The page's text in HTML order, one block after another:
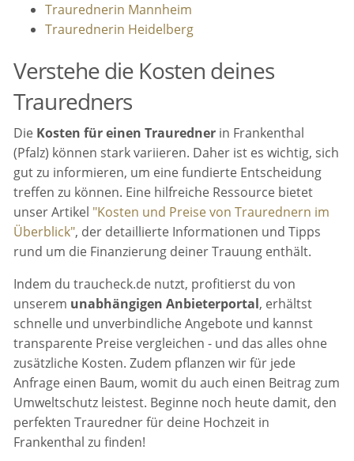
Traurednerin Mannheim
Traurednerin Heidelberg
Verstehe die Kosten deines
Trauredners
Die Kosten für einen Trauredner in Frankenthal
(Pfalz) können stark variieren. Daher ist es wichtig, sich
gut zu informieren, um eine fundierte Entscheidung
treffen zu können. Eine hilfreiche Ressource bietet
unser Artikel "Kosten und Preise von Traurednern im
Überblick", der detaillierte Informationen und Tipps
rund um die Finanzierung deiner Trauung enthält.
Indem du traucheck.de nutzt, profitierst du von
unserem unabhängigen Anbieterportal, erhältst
schnelle und unverbindliche Angebote und kannst
transparente Preise vergleichen - und das alles ohne
zusätzliche Kosten. Zudem pflanzen wir für jede
Anfrage einen Baum, womit du auch einen Beitrag zum
Umweltschutz leistest. Beginne noch heute damit, den
perfekten Trauredner für deine Hochzeit in
Frankenthal zu finden!